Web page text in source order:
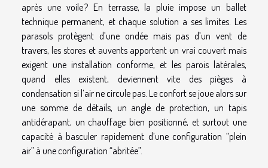
après une voile ? En terrasse, la pluie impose un ballet
technique permanent, et chaque solution a ses limites. Les
parasols protègent d’une ondée mais pas d’un vent de
travers, les stores et auvents apportent un vrai couvert mais
exigent une installation conforme, et les parois latérales,
quand elles existent, deviennent vite des pièges à
condensation si l’air ne circule pas. Le confort se joue alors sur
une somme de détails, un angle de protection, un tapis
antidérapant, un chauffage bien positionné, et surtout une
capacité à basculer rapidement d’une configuration “plein
air” à une configuration “abritée”.